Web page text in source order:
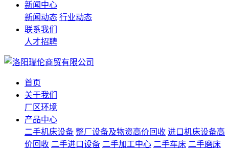
新闻中心
新闻动态 行业动态
联系我们
人才招聘
首页
关于我们
厂区环境
产品中心
二手机床设备 整厂设备及物资高价回收 进口机床设备高
价回收 二手进口设备 二手加工中心 二手车床 二手磨床